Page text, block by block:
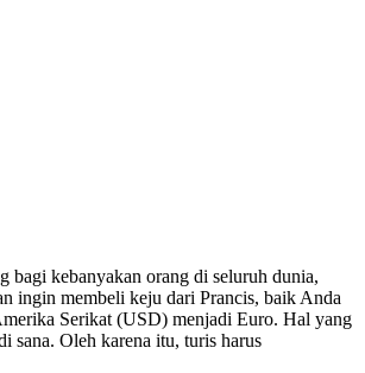
bagi kebanyakan orang di seluruh dunia,
ingin membeli keju dari Prancis, baik Anda
Serikat (USD) menjadi Euro. Hal yang
sana. Oleh karena itu, turis harus